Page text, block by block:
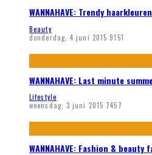
WANNAHAVE: Trendy haarkleuren
Beauty
donderdag, 4 juni 2015 9151
WANNAHAVE: Last minute
Lifestyle
woensdag, 3 juni 2015 7457
WANNAHAVE: Fashion &